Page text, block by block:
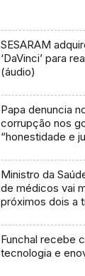
SESARAM
‘DaVinci’ para
(áudio)
Papa denuncia
corrupção nos
“honestidade e
Ministro da
de médicos vai
próximos dois a
Funchal recebe
tecnologia e